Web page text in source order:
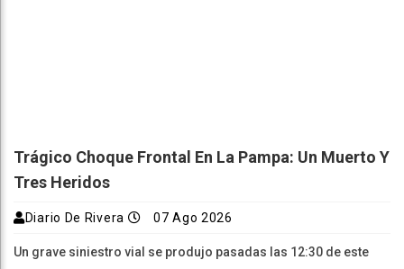
Trágico Choque Frontal En La Pampa: Un Muerto Y
Tres Heridos
Diario De Rivera 07 Ago 2026
Un grave siniestro vial se produjo pasadas las 12:30 de este